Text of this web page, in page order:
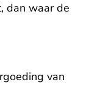
dan waar de
van